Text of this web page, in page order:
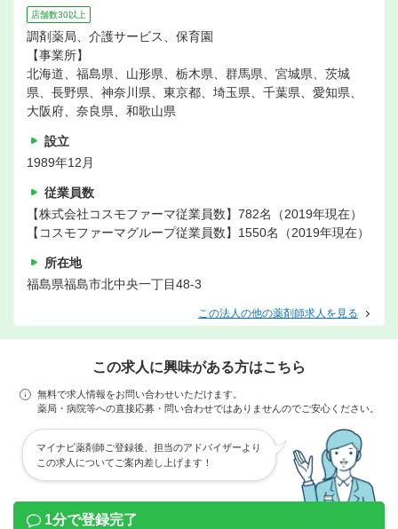
店舗数30以上
調剤薬局、介護サービス、保育園
【事業所】
北海道、福島県、山形県、栃木県、群馬県、宮城県、茨城
県、長野県、神奈川県、東京都、埼玉県、千葉県、愛知県、
大阪府、奈良県、和歌山県
設立
1989年12月
従業員数
【株式会社コスモファーマ従業員数】782名（2019年現在）
【コスモファーマグループ従業員数】1550名（2019年現在）
所在地
福島県福島市北中央一丁目48-3
この法人の他の薬剤師求人を見る
この求人に興味がある方はこちら
無料で求人情報をお問い合わせいただけます。
薬局・病院等への直接応募・問い合わせではありませんのでご安心ください。
マイナビ薬剤師ご登録後、担当のアドバイザーより
この求人についてご案内差し上げます！
1分で登録完了